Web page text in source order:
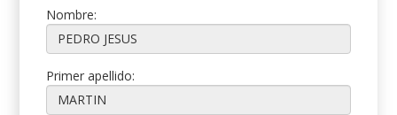
Nombre:
Primer apellido: